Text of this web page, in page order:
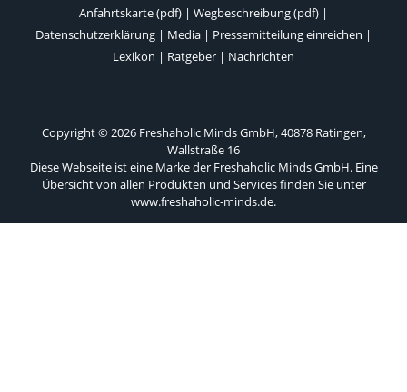
Anfahrtskarte (pdf) | Wegbeschreibung (pdf) |
Datenschutzerklärung | Media | Pressemitteilung einreichen |
Lexikon | Ratgeber | Nachrichten
Copyright © 2026 Freshaholic Minds GmbH, 40878 Ratingen,
Wallstraße 16
Diese Webseite ist eine Marke der Freshaholic Minds GmbH. Eine
Übersicht von allen Produkten und Services finden Sie unter
www.freshaholic-minds.de.